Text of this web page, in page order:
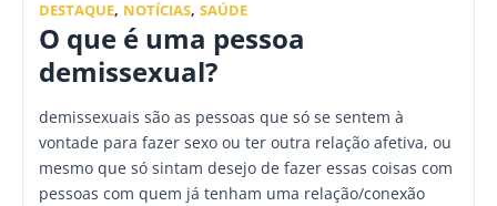
DESTAQUE, NOTÍCIAS, SAÚDE
O que é uma pessoa
demissexual?
demissexuais são as pessoas que só se sentem à
vontade para fazer sexo ou ter outra relação afetiva, ou
mesmo que só sintam desejo de fazer essas coisas com
pessoas com quem já tenham uma relação/conexão